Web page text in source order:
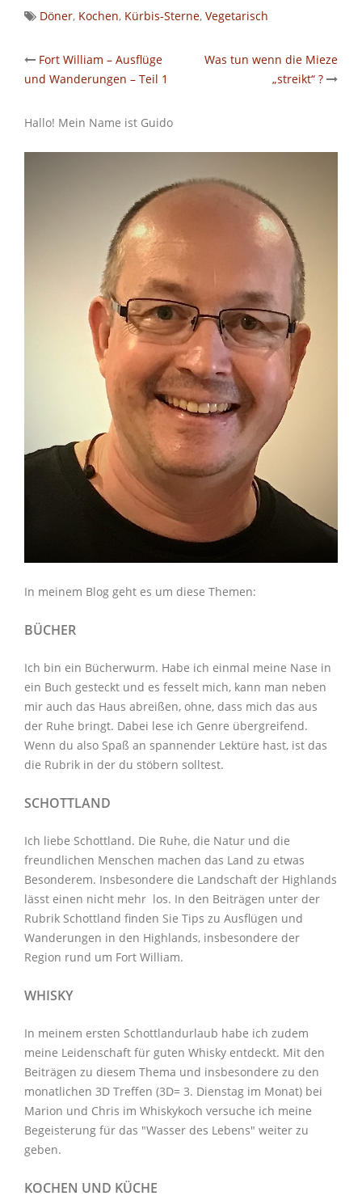
Döner, Kochen, Kürbis-Sterne, Vegetarisch
Post
Fort William – Ausflüge
und Wanderungen – Teil 1
Was tun wenn die Mieze
„streikt“ ?
Hallo! Mein Name ist Guido
In meinem Blog geht es um diese Themen:
BÜCHER
Ich bin ein Bücherwurm. Habe ich einmal meine Nase in
ein Buch gesteckt und es fesselt mich, kann man neben
mir auch das Haus abreißen, ohne, dass mich das aus
der Ruhe bringt. Dabei lese ich Genre übergreifend.
Wenn du also Spaß an spannender Lektüre hast, ist das
die Rubrik in der du stöbern solltest.
SCHOTTLAND
Ich liebe Schottland. Die Ruhe, die Natur und die
freundlichen Menschen machen das Land zu etwas
Besonderem. Insbesondere die Landschaft der Highlands
lässt einen nicht mehr los. In den Beiträgen unter der
Rubrik Schottland finden Sie Tips zu Ausflügen und
Wanderungen in den Highlands, insbesondere der
Region rund um Fort William.
WHISKY
In meinem ersten Schottlandurlaub habe ich zudem
meine Leidenschaft für guten Whisky entdeckt. Mit den
Beiträgen zu diesem Thema und insbesondere zu den
monatlichen 3D Treffen (3D= 3. Dienstag im Monat) bei
Marion und Chris im Whiskykoch versuche ich meine
Begeisterung für das "Wasser des Lebens" weiter zu
geben.
KOCHEN UND KÜCHE